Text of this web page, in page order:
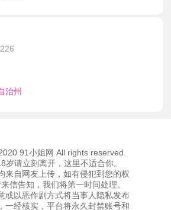
治州
91小姐网 All rights reserved.
岁请立刻离开，这里不适合你。
来自网友上传，如有侵犯到您的权
信告知，我们将第一时间处理。
或以恶作剧方式将当事人隐私发布
一经核实，平台将永久封禁账号和